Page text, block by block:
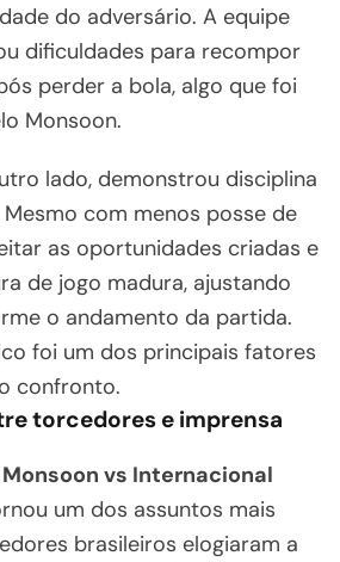
do adversário. A equipe
dificuldades para recompor
perder a bola, algo que foi
Monsoon.
lado, demonstrou disciplina
com menos posse de
as oportunidades criadas e
de jogo madura, ajustando
o andamento da partida.
foi um dos principais fatores
confronto.
torcedores e imprensa
Monsoon vs Internacional
um dos assuntos mais
brasileiros elogiaram a